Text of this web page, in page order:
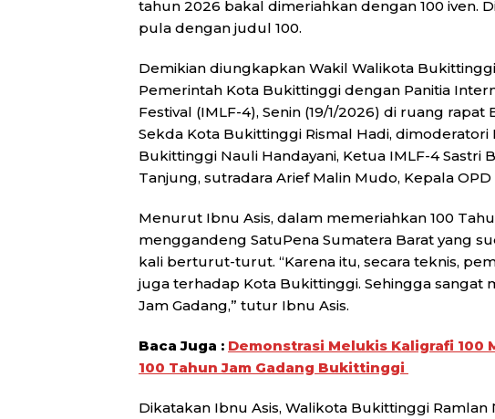
tahun 2026 bakal dimeriahkan dengan 100 iven.
pula dengan judul 100.
Demikian diungkapkan Wakil Walikota
Pemerintah Kota Bukittinggi dengan Panitia
Festival (IMLF-4), Senin (19/1/2026) di ruang
Sekda Kota Bukittinggi Rismal Hadi,
Bukittinggi Nauli Handayani, Ketua IMLF-4 Sastri
Tanjung, sutradara Arief Malin Mudo, Kepala
Menurut Ibnu Asis, dalam memeriahkan 100
menggandeng SatuPena Sumatera Barat yang
kali berturut-turut. “Karena itu, secara teknis,
juga terhadap Kota Bukittinggi. Sehingga sangat
Jam Gadang,” tutur Ibnu Asis.
Baca Juga : Demonstrasi Melukis Kaligrafi 100
100 Tahun Jam Gadang Bukittinggi
Dikatakan Ibnu Asis, Walikota Bukittinggi